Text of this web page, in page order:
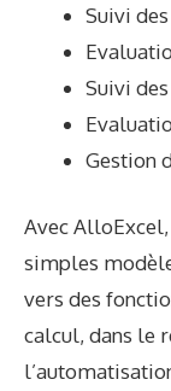
Suivi
Suivi
Gestion
Avec
simples
vers des
calcul, dans le